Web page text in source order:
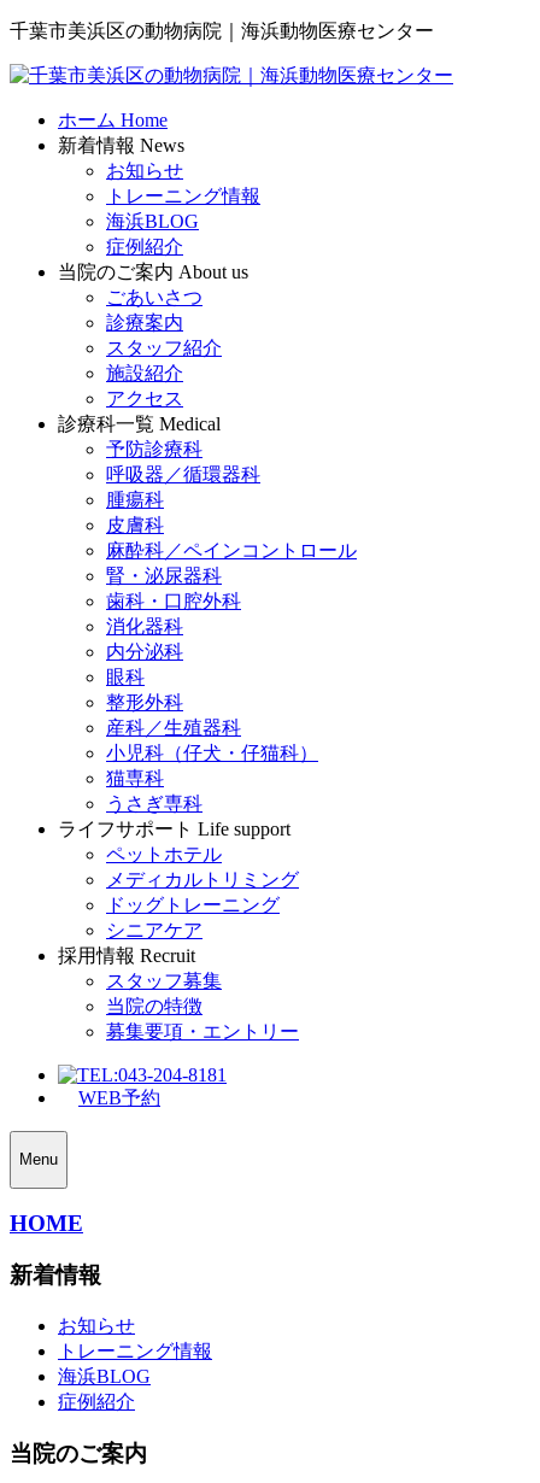
千葉市美浜区の動物病院｜海浜動物医療センター
ホーム Home
新着情報 News
お知らせ
トレーニング情報
海浜BLOG
症例紹介
当院のご案内 About us
ごあいさつ
診療案内
スタッフ紹介
施設紹介
アクセス
診療科一覧 Medical
予防診療科
呼吸器／循環器科
腫瘍科
皮膚科
麻酔科／ペインコントロール
腎・泌尿器科
歯科・口腔外科
消化器科
内分泌科
眼科
整形外科
産科／生殖器科
小児科（仔犬・仔猫科）
猫専科
うさぎ専科
ライフサポート Life support
ペットホテル
メディカルトリミング
ドッグトレーニング
シニアケア
採用情報 Recruit
スタッフ募集
当院の特徴
募集要項・エントリー
043-204-8181
WEB予約
Menu
HOME
新着情報
お知らせ
トレーニング情報
海浜BLOG
症例紹介
当院のご案内